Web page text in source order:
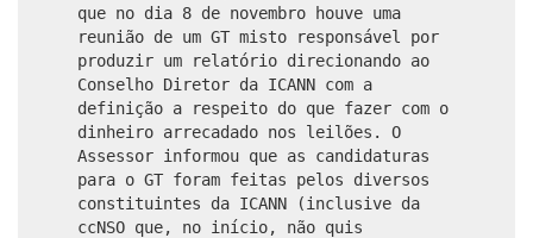
que no dia 8 de novembro houve uma
reunião de um GT misto responsável por
produzir um relatório direcionando ao
Conselho Diretor da ICANN com a
definição a respeito do que fazer com o
dinheiro arrecadado nos leilões. O
Assessor informou que as candidaturas
para o GT foram feitas pelos diversos
constituintes da ICANN (inclusive da
ccNSO que, no início, não quis